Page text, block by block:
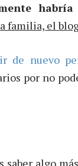
familia, el
de nuevo
por no